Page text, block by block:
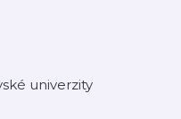
univerzity